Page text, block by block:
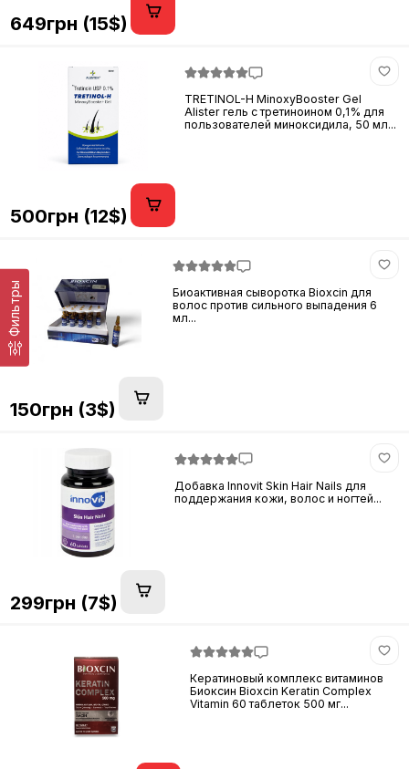
Фильтры
649грн (15$)
TRETINOL-H MinoxyBooster Gel
Alister гель с третиноином 0,1% для
пользователей миноксидила, 50 мл...
500грн (12$)
Биоактивная сыворотка Bioxcin для
волос против сильного выпадения 6
мл...
150грн (3$)
Добавка Innovit Skin Hair Nails для
поддержания кожи, волос и ногтей...
299грн (7$)
Кератиновый комплекс витаминов
Биоксин Bioxcin Keratin Complex
Vitamin 60 таблеток 500 мг...